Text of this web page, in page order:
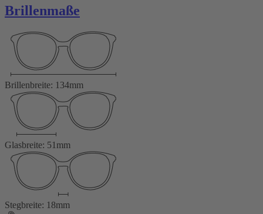
Brillenmaße
Brillenbreite: 134mm
Glasbreite: 51mm
Stegbreite: 18mm